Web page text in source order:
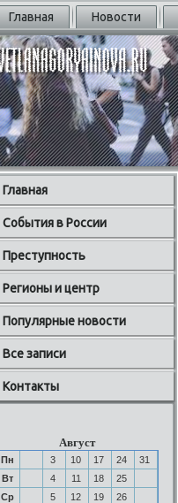
Главная Новости
Главная
События в России
Преступность
Регионы и центр
Популярные новости
Все записи
Контакты
Август
Пн 3 10 17 24
31
Вт
4 11 18
25
Ср
5 12 19
26